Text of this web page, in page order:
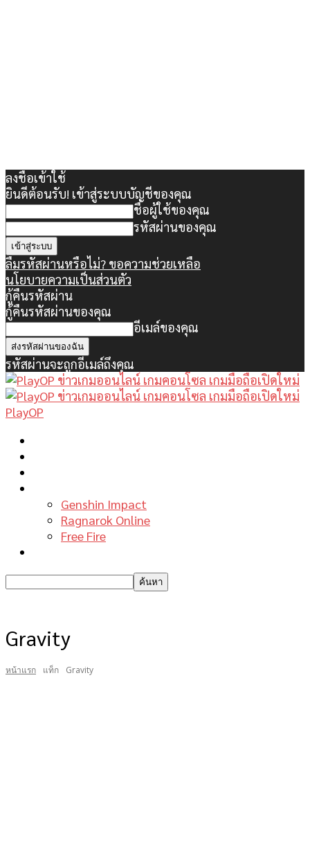
ลงชื่อเข้าใช้
ยินดีต้อนรับ! เข้าสู่ระบบบัญชีของคุณ
ชื่อผู้ใช้ของคุณ
รหัสผ่านของคุณ
ลืมรหัสผ่านหรือไม่? ขอความช่วยเหลือ
นโยบายความเป็นส่วนตัว
กู้คืนรหัสผ่าน
กู้คืนรหัสผ่านของคุณ
อีเมล์ของคุณ
รหัสผ่านจะถูกอีเมล์ถึงคุณ
PlayOP
Genshin Impact
Ragnarok Online
Free Fire
Gravity
หน้าแรก แท็ก Gravity